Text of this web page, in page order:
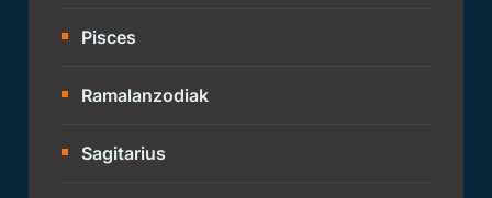
Pisces
Ramalanzodiak
Sagitarius